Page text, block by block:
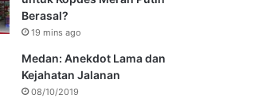
Berasal?
19 mins ago
Medan: Anekdot Lama dan
Kejahatan Jalanan
08/10/2019